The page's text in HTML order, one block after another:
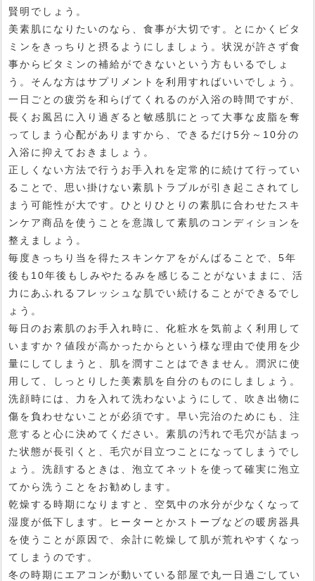
賢明でしょう。
美素肌になりたいのなら、食事が大切です。とにかくビタ
ミンをきっちりと摂るようにしましょう。状況が許さず食
事からビタミンの補給ができないという方もいるでしょ
う。そんな方はサプリメントを利用すればいいでしょう。
一日ごとの疲労を和らげてくれるのが入浴の時間ですが、
長くお風呂に入り過ぎると敏感肌にとって大事な皮脂を奪
ってしまう心配がありますから、できるだけ5分～10分の
入浴に抑えておきましょう。
正しくない方法で行うお手入れを定常的に続けて行ってい
ることで、思い掛けない素肌トラブルが引き起こされてし
まう可能性が大です。ひとりひとりの素肌に合わせたスキ
ンケア商品を使うことを意識して素肌のコンディションを
整えましょう。
毎度きっちり当を得たスキンケアをがんばることで、5年
後も10年後もしみやたるみを感じることがないままに、活
力にあふれるフレッシュな肌でい続けることができるでし
ょう。
毎日のお素肌のお手入れ時に、化粧水を気前よく利用して
いますか？値段が高かったからという様な理由で使用を少
量にしてしまうと、肌を潤すことはできません。潤沢に使
用して、しっとりした美素肌を自分のものにしましょう。
洗顔時には、力を入れて洗わないようにして、吹き出物に
傷を負わせないことが必須です。早い完治のためにも、注
意すると心に決めてください。素肌の汚れで毛穴が詰まっ
た状態が長引くと、毛穴が目立つことになってしまうでし
ょう。洗顔するときは、泡立てネットを使って確実に泡立
てから洗うことをお勧めします。
乾燥する時期になりますと、空気中の水分が少なくなって
湿度が低下します。ヒーターとかストーブなどの暖房器具
を使うことが原因で、余計に乾燥して肌が荒れやすくなっ
てしまうのです。
冬の時期にエアコンが動いている部屋で丸一日過ごしてい